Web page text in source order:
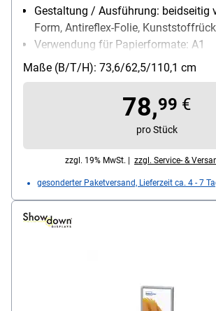
Gestaltung / Ausführung: beidseitig
Form, Antireflex-Folie,
Verwendung für Papierformate: A1
Einsatzbereich: Innenbereich
Maße (B/T/H): 73,6/62,5/110,1 cm
78,99 €
pro Stück
zzgl. 19% MwSt. | zzgl. Service- &
gesonderter Paketversand, Lieferzeit ca. 4 - 7